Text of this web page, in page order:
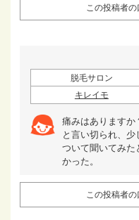
この投稿者
脱毛サロン
キレイモ
痛みはありますか
と言い切られ、
ついて聞いてみた
かった。
この投稿者